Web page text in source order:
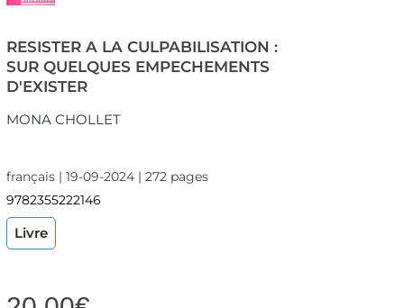
RESISTER A LA CULPABILISATION :
SUR QUELQUES EMPECHEMENTS
D'EXISTER
MONA CHOLLET
français | 19-09-2024 | 272 pages
9782355222146
Livre